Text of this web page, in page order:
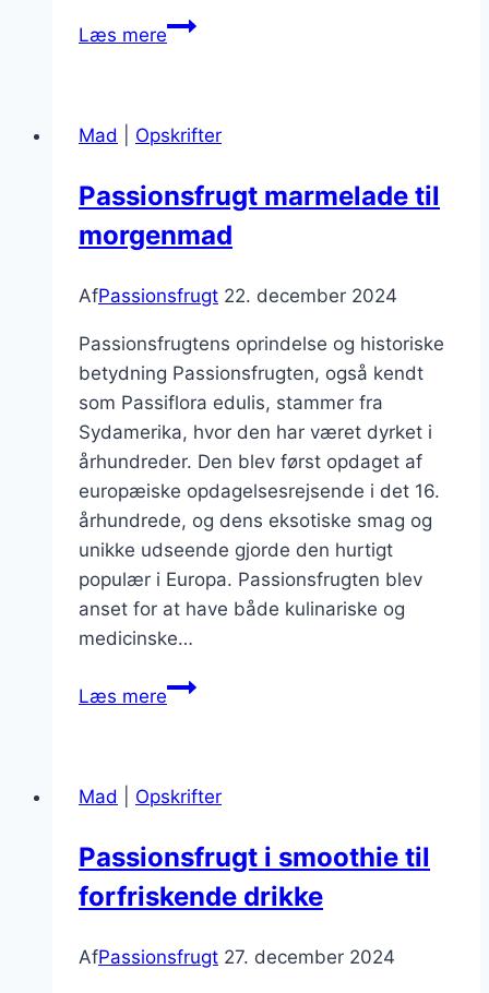
Læs merePassionsfrugt
nødder
Mad Opskrifter
Passionsfrugt marmelade til
morgenmad
AfPassionsfrugt 22. december 2024
Passionsfrugtens oprindelse og historiske
betydning Passionsfrugten, også kendt
som Passiflora edulis, stammer fra
Sydamerika, hvor den har været dyrket i
århundreder. Den blev først opdaget af
europæiske opdagelsesrejsende i det 16.
århundrede, og dens eksotiske smag og
unikke udseende gjorde den hurtigt
populær i Europa. Passionsfrugten blev
anset for at have både kulinariske og
medicinske…
Læs merePassionsfrugt
Mad
Opskrifter
Passionsfrugt i smoothie til
forfriskende drikke
AfPassionsfrugt 27. december 2024